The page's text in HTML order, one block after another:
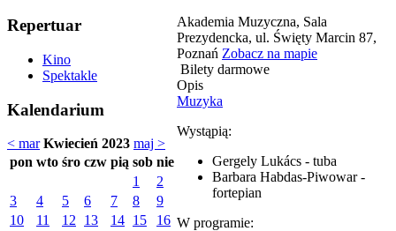
Repertuar
Kino
Spektakle
Kalendarium
< mar Kwiecień 2023 maj >
pon wto śro czw pią sob nie
1
2
3
4 5 6 7 8
9
10
11 12 13 14 15
16
Akademia Muzyczna, Sala
Prezydencka, ul. Święty Marcin 87,
Poznań Zobacz na mapie
Bilety darmowe
Opis
Muzyka
Wystąpią:
Gergely Lukács - tuba
Barbara Habdas-Piwowar -
fortepian
W programie: